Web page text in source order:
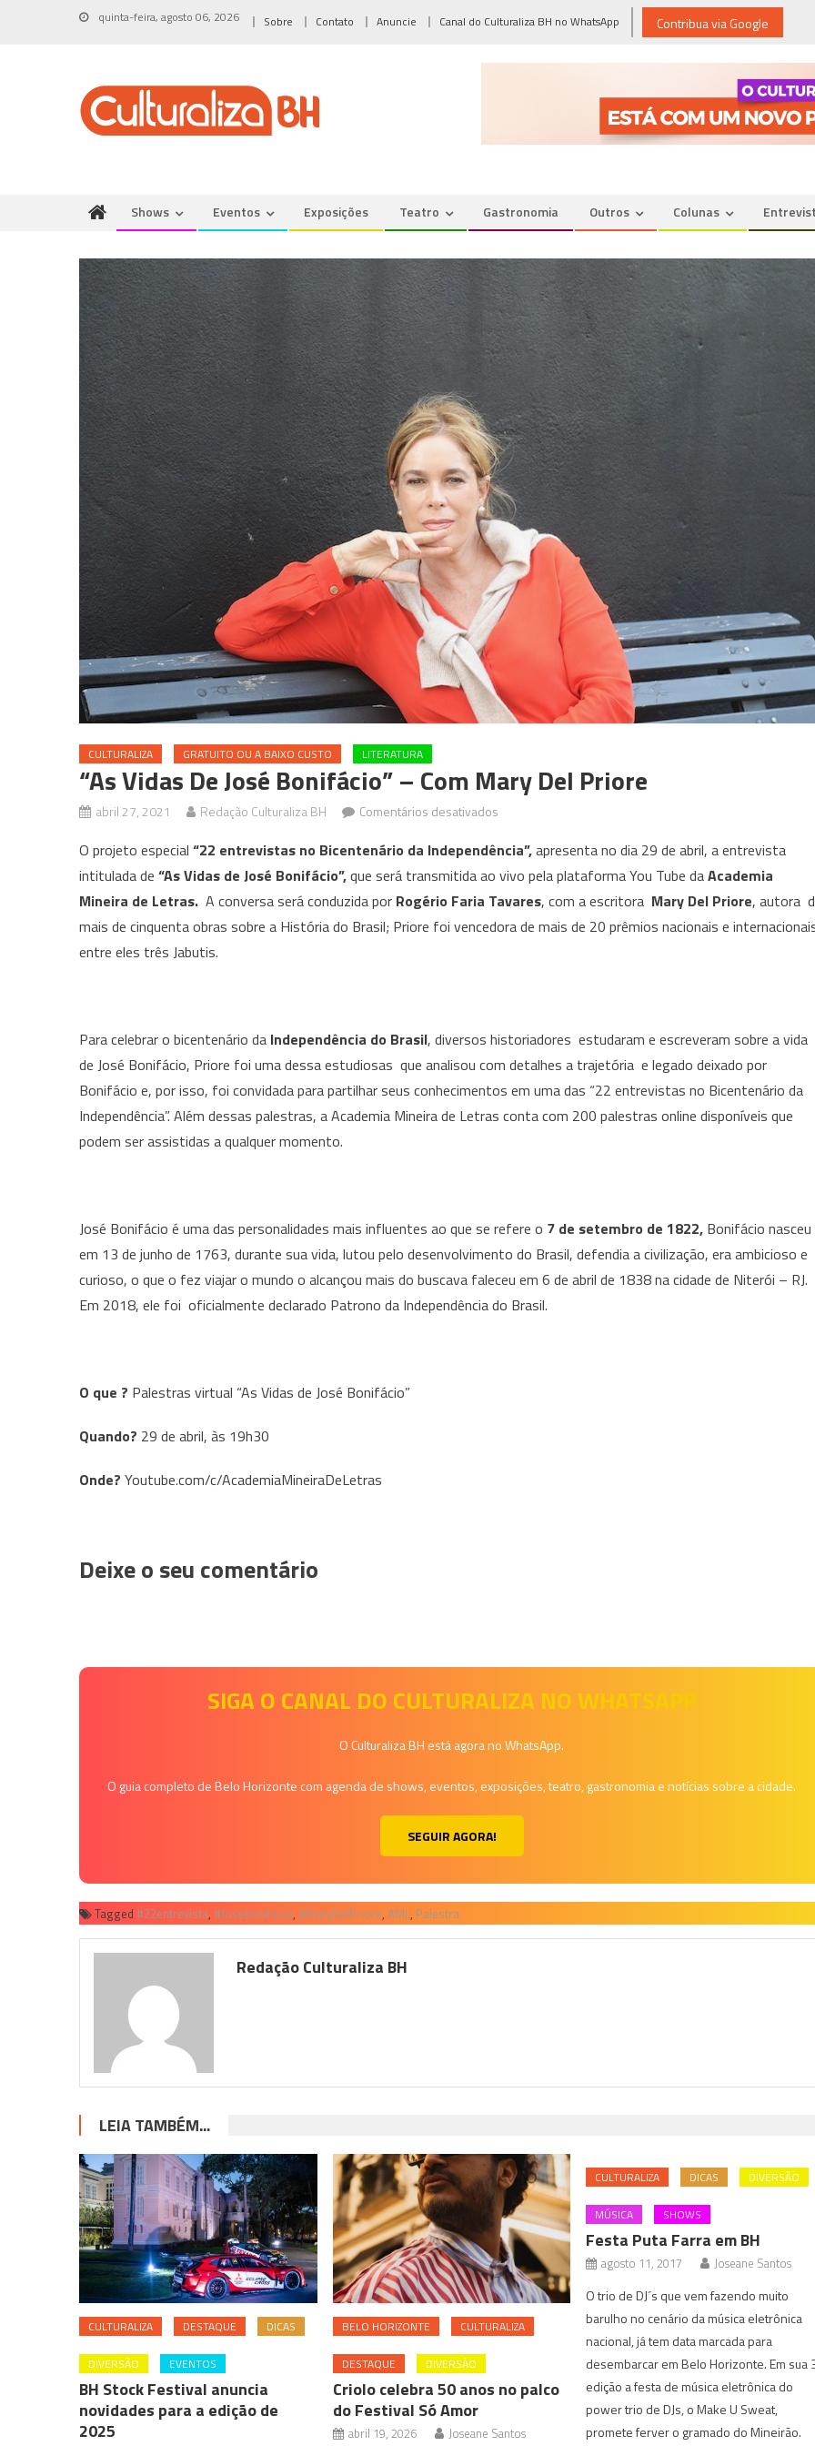
quinta-feira, agosto 06, 2026 Sobre Contato Anuncie Canal do Culturaliza BH no WhatsApp Contribua via Google
Shows Eventos Exposições Teatro Gastronomia Outros Colunas
CULTURALIZA GRATUITO OU A BAIXO CUSTO LITERATURA
“As Vidas De José Bonifácio” – Com Mary Del Priore
abril 27, 2021 Redação Culturaliza BH Comentários desativados
Vidas
de
José
Bonifácio”
Priore
O projeto especial “22 entrevistas no Bicentenário da Independência”,apresenta no dia 29 de abril, a entrevista
intitulada de “As Vidas de José Bonifácio”,que será transmitida ao vivo pela plataforma You Tube daAcademia
Mineira de Letras. A conversa será conduzida por Rogério Faria Tavares, com a escritora Mary Del Priore, autora
mais de cinquenta obras sobre a História do Brasil; Priore foi vencedora de mais de 20 prêmios nacionais e
entre eles três Jabutis.
Para celebrar o bicentenário da Independência do Brasil, diversos historiadores estudaram e escreveram sobre a vida
de José Bonifácio, Priore foi uma dessa estudiosas que analisou com detalhes a trajetória e legado deixado por
Bonifácio e, por isso, foi convidada para partilhar seus conhecimentos em uma das “22 entrevistas no Bicentenário da
Independência”. Além dessas palestras, a Academia Mineira de Letras conta com 200 palestras online disponíveis que
podem ser assistidas a qualquer momento.
José Bonifácio é uma das personalidades mais influentes ao que se refere o 7 de setembro de 1822, Bonifácio nasceu
em 13 de junho de 1763, durante sua vida, lutou pelo desenvolvimento do Brasil, defendia a civilização, era ambicioso e
curioso, o que o fez viajar o mundo o alcançou mais do buscava faleceu em 6 de abril de 1838 na cidade de Niterói – RJ.
Em 2018, ele foi oficialmente declarado Patrono da Independência do Brasil.
O que ? Palestras virtual “As Vidas de José Bonifácio”
Quando? 29 de abril, às 19h30
Onde? Youtube.com/c/AcademiaMineiraDeLetras
Deixe o seu comentário
SIGA O CANAL DO CULTURALIZA NO WHATSAPP
O Culturaliza BH está agora no WhatsApp.
O guia completo de Belo Horizonte com agenda de shows, eventos, exposições, teatro, gastronomia e notícias sobre a cidade.
SEGUIR AGORA!
Tagged #22entrevista, #Josebonifacio, #MaryDelPriore, AML, Palestra
Redação Culturaliza BH
LEIA TAMBÉM...
CULTURALIZA DESTAQUE DICAS
DIVERSÃO EVENTOS
BH Stock Festival anuncia
novidades para a edição de
2025
BELO HORIZONTE CULTURALIZA
DESTAQUE DIVERSÃO
Criolo celebra 50 anos no palco
do Festival Só Amor
abril 19, 2026 Joseane Santos
CULTURALIZA DICAS DIVERSÃO
MÚSICA SHOWS
Festa Puta Farra em BH
agosto 11, 2017 Joseane Santos
O trio de DJ´s que vem fazendo muito
barulho no cenário da música eletrônica
nacional, já tem data marcada para
desembarcar em Belo Horizonte. Em sua
edição a festa de música eletrônica do
power trio de DJs, o Make U Sweat,
promete ferver o gramado do Mineirão.